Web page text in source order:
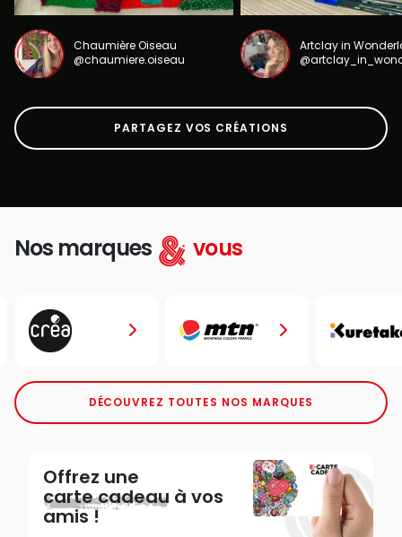
Chaumière Oiseau
@chaumiere.oiseau
Artclay in
PARTAGEZ VOS CRÉATIONS
Nos marques vous
DÉCOUVREZ TOUTES NOS MARQUES
Offrez une
carte cadeau à vos
amis !